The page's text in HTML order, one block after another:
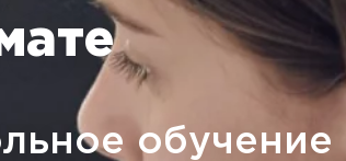
обучение